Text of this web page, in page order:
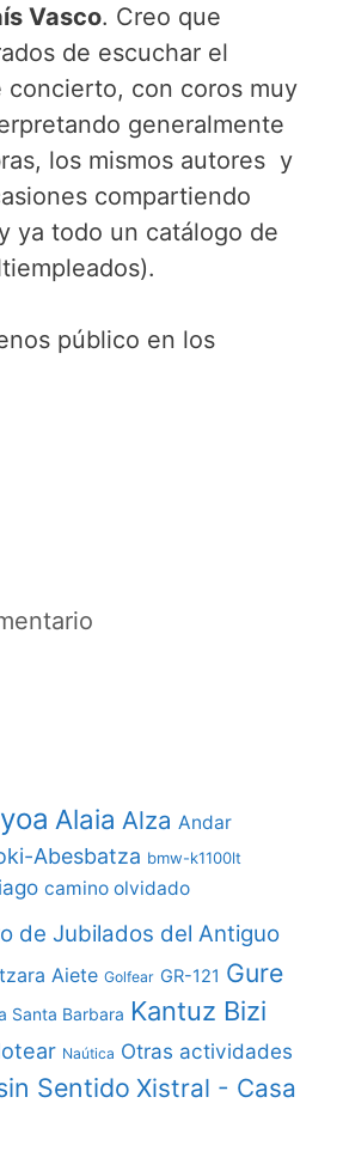
Vasco. Creo que
de escuchar el
concierto, con coros muy
generalmente
los mismos autores y
compartiendo
ya todo un catálogo de
público en los
Alaia Alza Andar
Abesbatza bmw-k1100lt
camino olvidado
de Jubilados del Antiguo
Aiete Golfear GR-121 Gure
Santa Barbara Kantuz Bizi
Naútica Otras actividades
Sentido Xistral - Casa